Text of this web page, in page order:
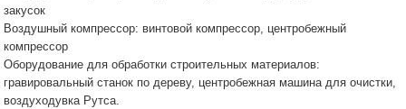
закусок
Воздушный компрессор: винтовой компрессор, центробежный
компрессор
Оборудование для обработки строительных материалов:
гравировальный станок по дереву, центробежная машина для очистки,
воздуходувка Рутса.